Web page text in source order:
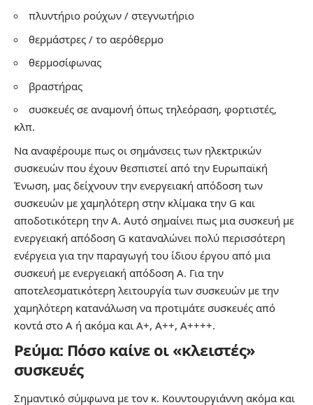
πλυντήριο ρούχων / στεγνωτήριο
θερμάστρες / το αερόθερμο
θερμοσίφωνας
βραστήρας
συσκευές σε αναμονή όπως τηλεόραση, φορτιστές,
κλπ.
Να αναφέρουμε πως οι σημάνσεις των ηλεκτρικών
συσκευών που έχουν θεσπιστεί από την Ευρωπαϊκή
Ένωση, μας δείχνουν την ενεργειακή απόδοση των
συσκευών με χαμηλότερη στην κλίμακα την G και
αποδοτικότερη την Α. Αυτό σημαίνει πως μια συσκευή με
ενεργειακή απόδοση G καταναλώνει πολύ περισσότερη
ενέργεια για την παραγωγή του ίδιου έργου από μια
συσκευή με ενεργειακή απόδοση A. Για την
αποτελεσματικότερη λειτουργία των συσκευών με την
χαμηλότερη κατανάλωση να προτιμάτε συσκευές από
κοντά στο Α ή ακόμα και Α+, Α++, Α++++.
Ρεύμα: Πόσο καίνε οι «κλειστές»
συσκευές
Σημαντικό σύμφωνα με τον κ. Κουντουργιάννη ακόμα και